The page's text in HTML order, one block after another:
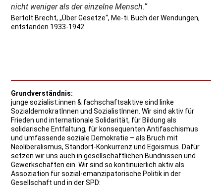
nicht weniger als der einzelne Mensch.“
Bertolt Brecht, „Über Gesetze“, Me-ti. Buch der Wendungen,
entstanden 1933-1942.
Grundverständnis:
junge sozialist:innen & fachschaftsaktive sind linke
SozialdemokratInnen und SozialistInnen. Wir sind aktiv für
Frieden und internationale Solidarität, für Bildung als
solidarische Entfaltung, für konsequenten Antifaschismus
und umfassende soziale Demokratie – als Bruch mit
Neoliberalismus, Standort-Konkurrenz und Egoismus. Dafür
setzen wir uns auch in gesellschaftlichen Bündnissen und
Gewerkschaften ein. Wir sind so kontinuierlich aktiv als
Assoziation für sozial-emanzipatorische Politik in der
Gesellschaft und in der SPD: